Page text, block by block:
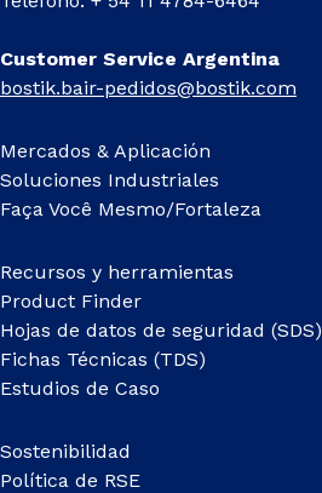
Customer Service Argentina
bostik.bair-pedidos@bostik.com
Mercados & Aplicación
Soluciones Industriales
Faça Você Mesmo/Fortaleza
Recursos y herramientas
Product Finder
Hojas de datos de seguridad (SDS)
Fichas Técnicas (TDS)
Estudios de Caso
Sostenibilidad
Política de RSE